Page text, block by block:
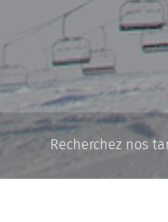
Recherchez nos